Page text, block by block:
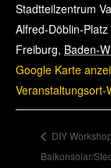
Stadtteilzentrum
Alfred-Döblin-Platz
Freiburg, Baden-
Google Karte
Veranstaltungsort-
DIY Workshop
Balkonsolar/